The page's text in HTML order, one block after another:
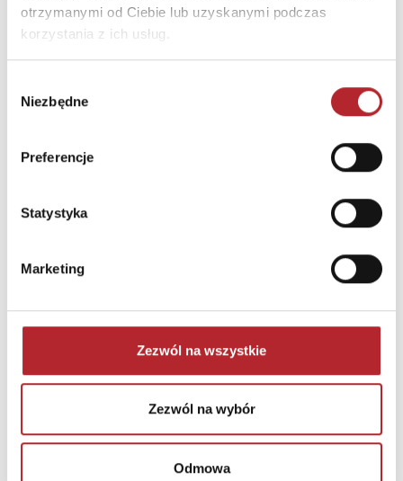
otrzymanymi od Ciebie lub uzyskanymi podczas
korzystania z ich usług.
zgody
Niezbędne
Preferencje
Statystyka
Marketing
Zezwól na wszystkie
Zezwól na wybór
Odmowa
NAJCZĘŚCIEJ KUPOWANE zobacz więcej
Wyłączność
TOP 100
Wyłączność